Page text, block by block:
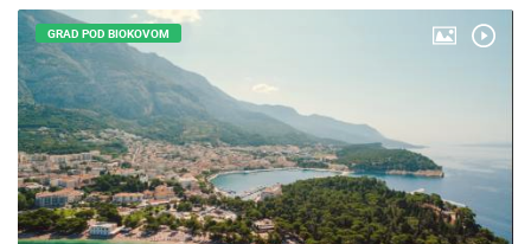
GRAD POD BIOKOVOM